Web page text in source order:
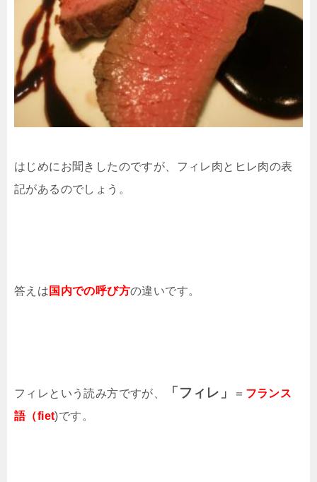
はじめにお聞きしたのですが、フィレ肉とヒレ肉の表
記があるのでしょう。
答えは 国内での呼び方の違いです。
フィレという読み方ですが、 「フィレ」 ＝ フランス
語（fiet)です。